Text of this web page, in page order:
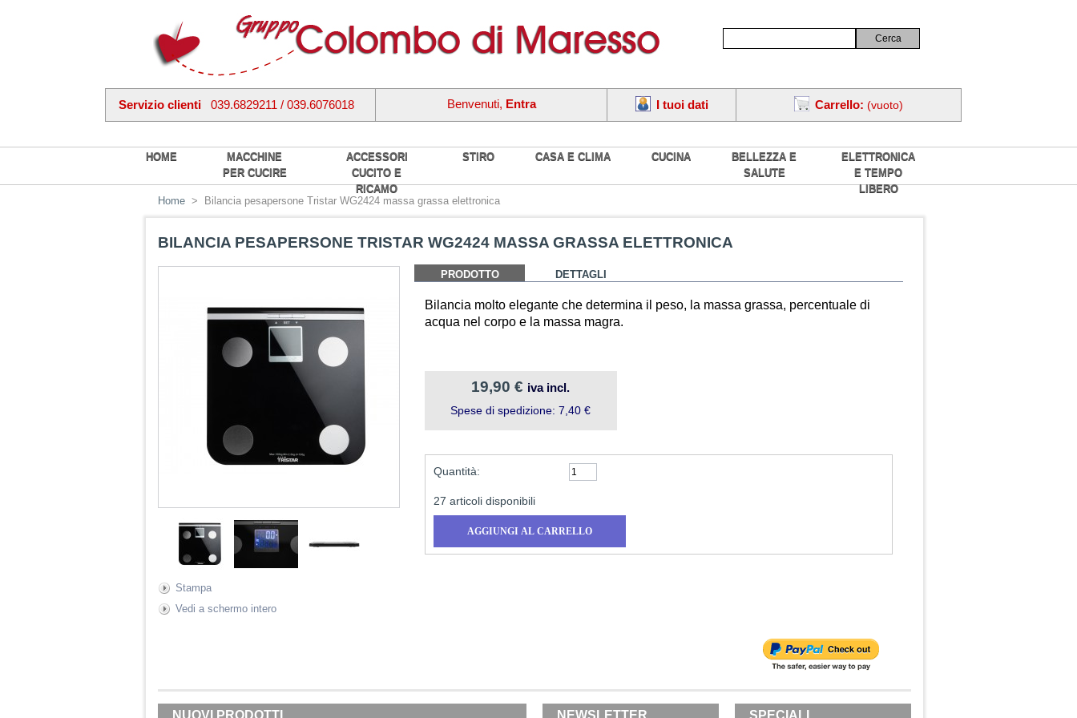
HOME
MACCHINE
PER CUCIRE
ACCESSORI
CUCITO E
RICAMO
STIRO CASA E CLIMA CUCINA
BELLEZZA E
SALUTE
ELETTRONICA
E TEMPO
LIBERO
Servizio clienti 039.6829211 / 039.6076018 Carrello: (vuoto)
I tuoi dati
Benvenuti, Entra
Home > Bilancia pesapersone Tristar WG2424 massa grassa elettronica
BILANCIA PESAPERSONE TRISTAR WG2424 MASSA GRASSA ELETTRONICA
Stampa
Vedi a schermo intero
PRODOTTO DETTAGLI
Bilancia molto elegante che determina il peso, la massa grassa, percentuale di
acqua nel corpo e la massa magra.
19,90 € iva incl.
Spese di spedizione: 7,40 €
Quantità:
27 articoli disponibili
NUOVI PRODOTTI NEWSLETTER SPECIALI